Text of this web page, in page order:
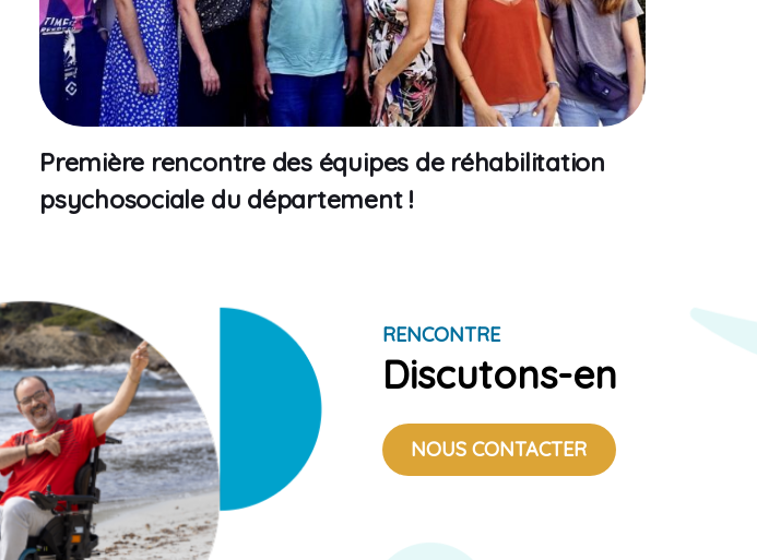
Première rencontre des équipes de réhabilitation
psychosociale du département !
RENCONTRE
Discutons-en
NOUS CONTACTER